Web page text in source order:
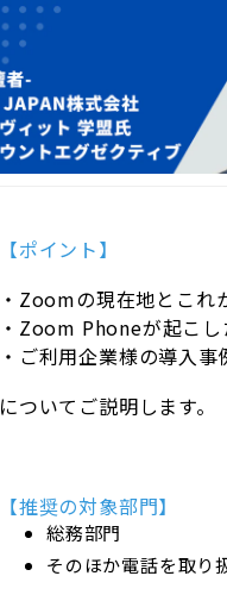
【ポイント】
・Zoomの現在地とこれ
・Zoom Phoneが起こ
・ご利用企業様の導入事
についてご説明します。
【推奨の対象部門】
総務部門
そのほか電話を取り